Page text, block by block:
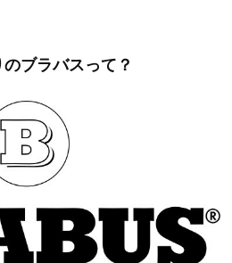
ブラバスって？